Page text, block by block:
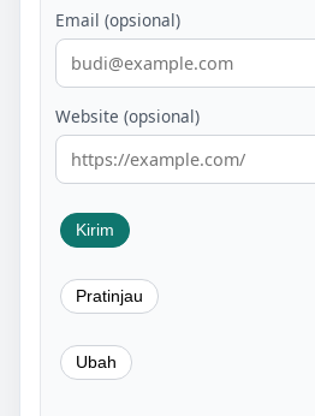
Email (opsional)
Website (opsional)